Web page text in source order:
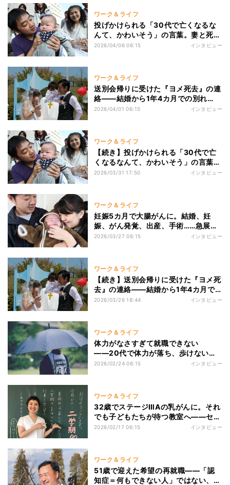
ワーク＆ライフ
投げかけられる「30代で亡くなるな
んて、かわいそう」の言葉。妻と死別
した夫が思う『ヨメは不幸だったの
2026/04/06 06:15 インタビュー
ワーク＆ライフ
送別会帰りに受けた『ヨメ死去』の連
絡――結婚から1年4カ月での別れ
と、シングルファザーの「もし僕が死
2026/04/01 06:15 インタビュー
ワーク＆ライフ
【続き】投げかけられる「30代で亡
くなるなんて、かわいそう」の言葉。
妻と死別した夫が思う『ヨメは不幸だ
2026/03/31 17:50 インタビュー
ワーク＆ライフ
妊娠5カ月で大腸がんに。結婚、妊
娠、がん発覚、出産、手術……急展開
の中『夫婦名義ブログ』開始のワケ
2026/03/27 06:15 インタビュー
ワーク＆ライフ
【続き】送別会帰りに受けた『ヨメ死
去』の連絡――結婚から1年4カ月で
の別れと、シングルファザーの「もし
2026/03/26 18:44 インタビュー
ワーク＆ライフ
体力がなさすぎて就職できない
――20代で体力が落ち、歩けないほ
どに…原因不明の体調不良とともに生
2026/02/24 06:15 インタビュー
ワーク＆ライフ
32歳でステージⅢAの乳がんに。それ
でも子どもたちが待つ教室へ――セル
フケアが教えてくれた「自分を大切
2026/02/17 06:15 インタビュー
ワーク＆ライフ
51歳で迎えた希望の再就職——「認
知症＝何もできない人」ではない、今